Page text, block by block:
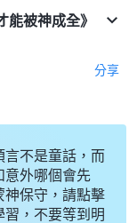
被神成全》
分享
言不是童話，而
意外哪個會先
神保守，請點擊
，不要等到明